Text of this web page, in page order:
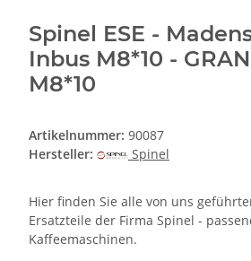
Spinel ESE -
Inbus M8*10 -
M8*10
Artikelnummer: 90087
Hersteller:
Spinel
Hier finden Sie alle von uns
Ersatzteile der Firma Spinel -
Kaffeemaschinen.